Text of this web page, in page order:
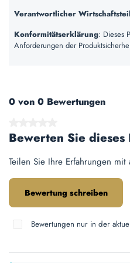
Verantwortlicher
Konformitätserklärung: Dieses
Anforderungen der
0 von 0 Bewertungen
Bewerten Sie
Teilen Sie Ihre Erfahrungen mit
Bewertung schreiben
Bewertungen nur in der